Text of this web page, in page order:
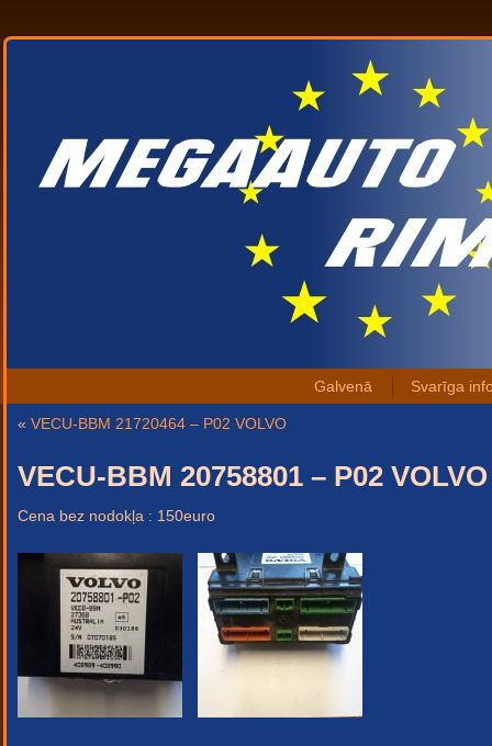
Galvenā Svarīga
« VECU-BBM 21720464 – P02 VOLVO
VECU-BBM 20758801 – P02 VOLVO
Cena bez nodokļa : 150euro